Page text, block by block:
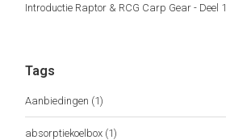
Introductie Raptor & RCG Carp Gear - Deel 1
Tags
Aanbiedingen (1)
absorptiekoelbox (1)